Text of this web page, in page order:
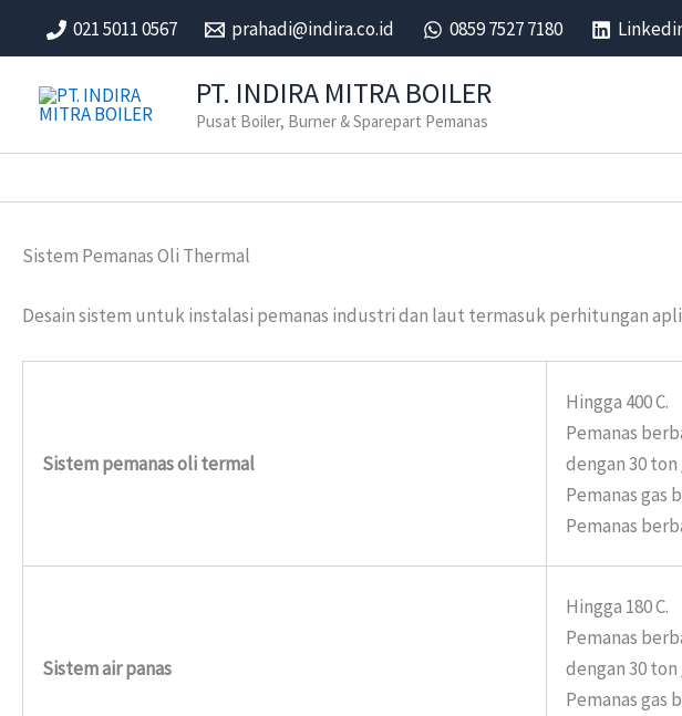
021 5011 0567 prahadi@indira.co.id 0859 7527 7180
PT. INDIRA MITRA BOILER
Pusat Boiler, Burner & Sparepart Pemanas
Sistem Pemanas Oli Thermal
Desain sistem untuk instalasi pemanas industri dan laut termasuk perhitungan
Sistem pemanas oli termal
Hingga 400 C.
Pemanas
dengan 30 ton
Pemanas gas
Pemanas
Sistem air panas
Hingga 180 C.
Pemanas
dengan 30 ton
Pemanas gas